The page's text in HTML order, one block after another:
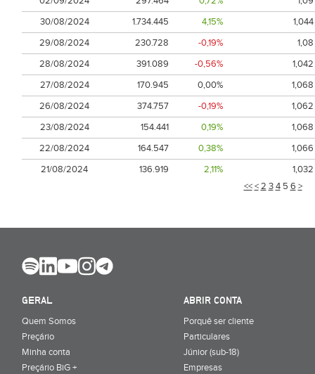
<< < 2 3 45 6 >
30/08/2024
1.734.445 4,15%
1,044
29/08/2024
230.728 -0,19%
1,08
28/08/2024
391.089 -0,56%
1,042
27/08/2024
170.945 0,00%
1,068
26/08/2024
374.757 -0,19%
1,062
23/08/2024
154.441 0,19%
1,068
22/08/2024
164.547 0,38%
1,066
21/08/2024
136.919 2,11% 1,032
GERAL
Quem Somos
Preçário
Minha conta
Preçário BiG +
ABRIR CONTA
Porquê ser cliente
Particulares
Júnior (sub-18)
Empresas